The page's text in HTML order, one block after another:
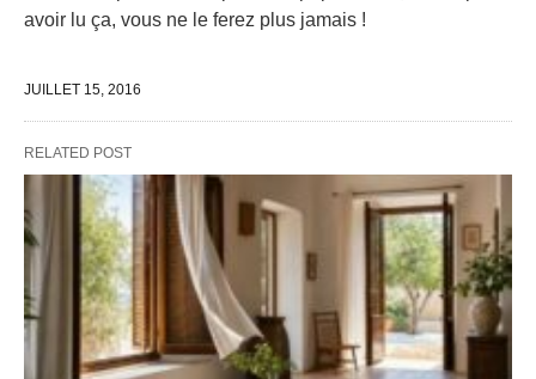
avoir lu ça, vous ne le ferez plus jamais !
JUILLET 15, 2016
RELATED POST